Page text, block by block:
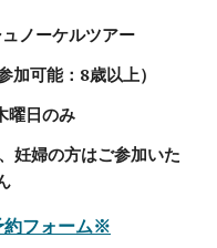
ノーケルツアー
加可能：8歳以上）
曜日のみ
妊婦の方はご参加いた
約フォーム※